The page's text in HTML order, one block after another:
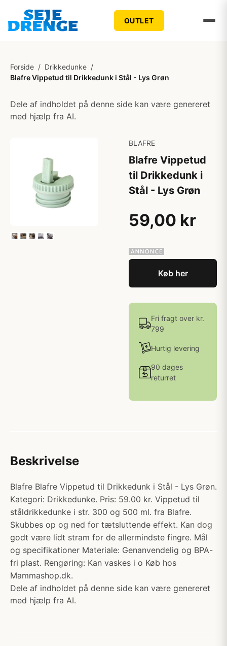
OUTLET
Forside / Drikkedunke /
Blafre Vippetud til Drikkedunk i Stål - Lys Grøn
Dele af indholdet på denne side kan være genereret
med hjælp fra AI.
BLAFRE
Blafre Vippetud
til Drikkedunk i
Stål - Lys Grøn
59,00 kr
Køb her
Fri fragt over kr.
799
Hurtig levering
90 dages
returret
Beskrivelse
Blafre Blafre Vippetud til Drikkedunk i Stål - Lys Grøn.
Kategori: Drikkedunke. Pris: 59.00 kr. Vippetud til
ståldrikkedunke i str. 300 og 500 ml. fra Blafre.
Skubbes op og ned for tætsluttende effekt. Kan dog
godt være lidt stram for de allermindste fingre. Mål
og specifikationer Materiale: Genanvendelig og BPA-
fri plast. Rengøring: Kan vaskes i o Køb hos
Mammashop.dk.
Dele af indholdet på denne side kan være genereret
med hjælp fra AI.